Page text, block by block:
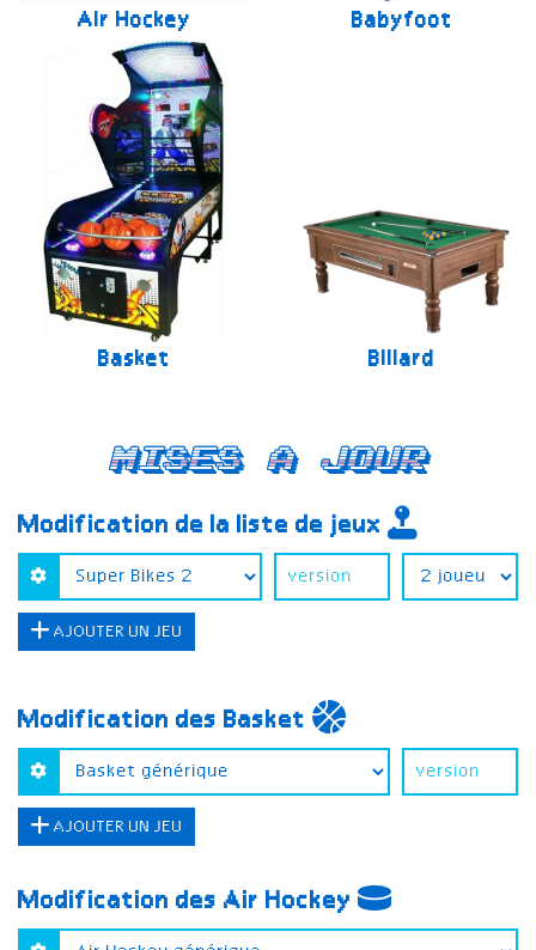
Air Hockey Babyfoot
Basket Billard
Mises a jour
Modification de la liste de jeux
AJOUTER UN JEU
Modification des Basket
AJOUTER UN JEU
Modification des Air Hockey